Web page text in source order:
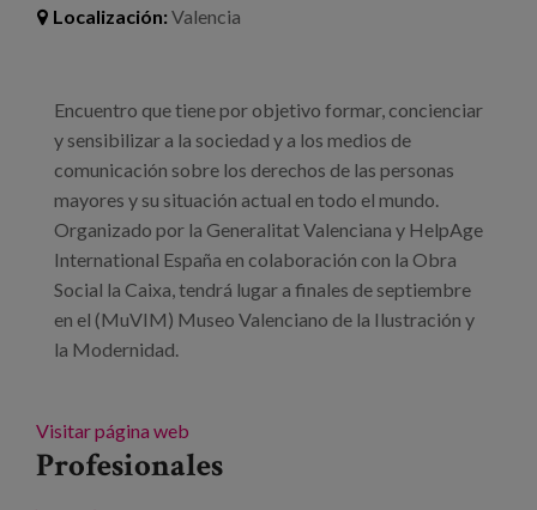
Localización:Valencia
Encuentro que tiene por objetivo formar, concienciar
y sensibilizar a la sociedad y a los medios de
comunicación sobre los derechos de las personas
mayores y su situación actual en todo el mundo.
Organizado por la Generalitat Valenciana y HelpAge
International España en colaboración con la Obra
Social la Caixa, tendrá lugar a finales de septiembre
en el (MuVIM) Museo Valenciano de la Ilustración y
la Modernidad.
Visitar página web
Profesionales